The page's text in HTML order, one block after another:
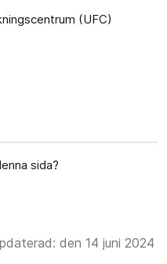
(UFC)
sida?
den 14 juni 2024